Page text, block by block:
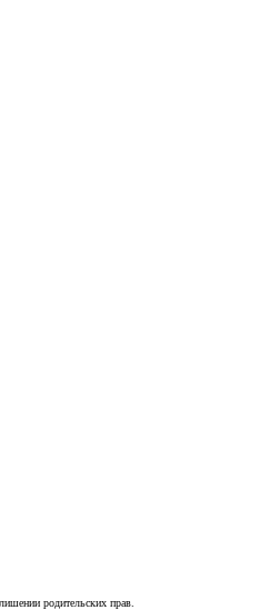
родительских прав.